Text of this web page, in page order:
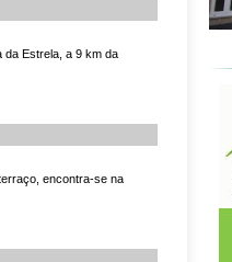
da Estrela, a 9 km da
encontra-se na